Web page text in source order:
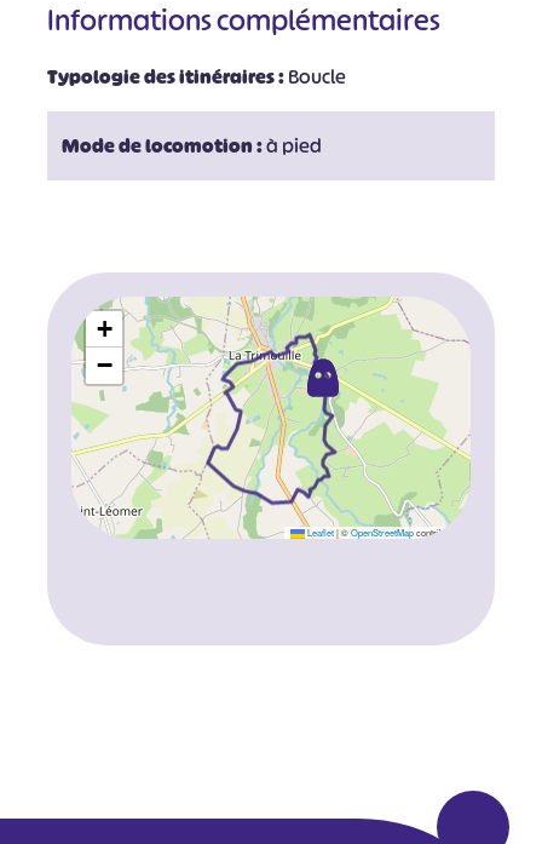
Informations complémentaires
Typologie des itinéraires :Boucle
Mode de locomotion :à pied
+
−
Leaflet |©OpenStreetMapcontributors